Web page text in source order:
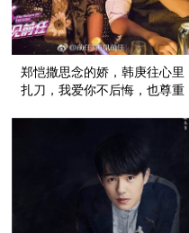
郑恺撒思念的娇，韩庚往心里
扎刀，我爱你不后悔，也尊重